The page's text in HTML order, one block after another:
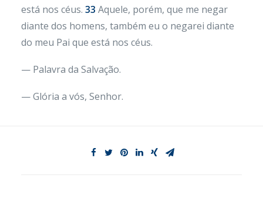
está nos céus. 33 Aquele, porém, que me negar
diante dos homens, também eu o negarei diante
do meu Pai que está nos céus.
— Palavra da Salvação.
— Glória a vós, Senhor.